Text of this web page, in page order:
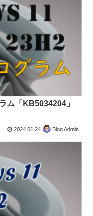
ム「KB5034204」
2024.01.24 Blog Admin